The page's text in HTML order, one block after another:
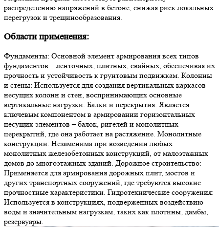
распределению напряжений в бетоне, снижая риск локальных
перегрузок и трещинообразования.
Области применения:
Фундаменты: Основной элемент армирования всех типов
фундаментов – ленточных, плитных, свайных, обеспечивая их
прочность и устойчивость к грунтовым подвижкам. Колонны
и стены: Используется для создания вертикальных каркасов
несущих колонн и стен, воспринимающих основные
вертикальные нагрузки. Балки и перекрытия: Является
ключевым компонентом в армировании горизонтальных
несущих элементов – балок, ригелей и монолитных
перекрытий, где она работает на растяжение. Монолитные
конструкции: Незаменима при возведении любых
монолитных железобетонных конструкций, от малоэтажных
домов до многоэтажных зданий. Дорожное строительство:
Применяется для армирования дорожных плит, мостов и
других транспортных сооружений, где требуются высокие
прочностные характеристики. Гидротехнические сооружения:
Используется в конструкциях, подверженных воздействию
воды и значительным нагрузкам, таких как плотины, дамбы,
резервуары.